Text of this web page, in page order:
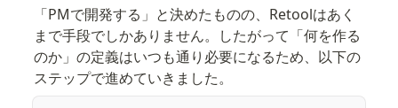
「PMで開発する」と決めたものの、Retoolはあく
まで手段でしかありません。したがって「何を作る
のか」の定義はいつも通り必要になるため、以下の
ステップで進めていきました。